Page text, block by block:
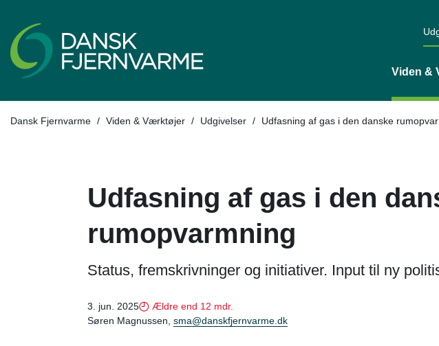
Viden &
Dansk Fjernvarme / Viden & Værktøjer / Tilbage til
Udgivelser / Udfasning af gas i den danske
Udfasning af gas i den
rumopvarmning
Status, fremskrivninger og initiativer. Input til ny
3. jun. 2025
Ældre end 12 mdr.
Søren Magnussen, sma@danskfjernvarme.dk